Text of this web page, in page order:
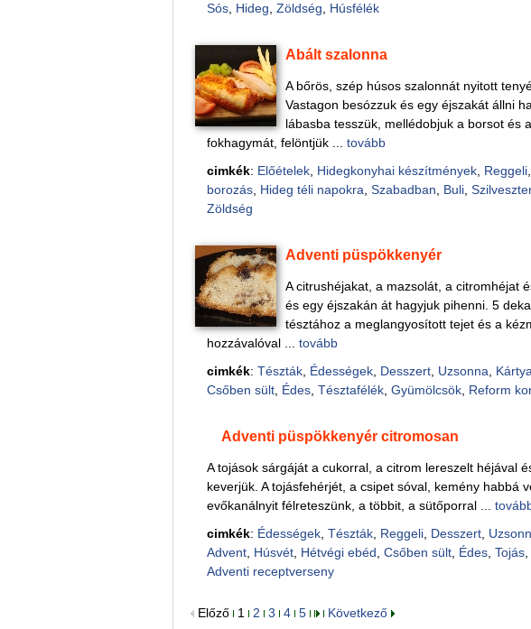
Sós, Hideg Zöldség Húsfélék
Abált szalonna
A bőrös, szép húsos szalonnát nyitott
Vastagon besózzuk és egy éjszakát állni
lábasba tesszük, mellédobjuk a borsot és
fokhagymát, felöntjük ... tovább
cimkék: Előételek, Hidegkonyhai készítmények, Reggeli,
borozás, Hideg téli napokra Szabadban Buli, Szilveszter
Zöldség
Adventi püspökkenyér
A citrushéjakat, a mazsolát, a citromhéjat
és egy éjszakán át hagyjuk pihenni. 5
tésztához a meglangyosított tejet és a
hozzávalóval ... tovább
cimkék: Tészták, Édességek, Desszert, Uzsonna
Csőben sült, Édes, Tésztafélék, Gyümölcsök, Reform
Adventi püspökkenyér citromosan
A tojások sárgáját a cukorral, a citrom lereszelt héjával
keverjük. A tojásfehérjét, a csipet sóval, kemény habbá
evőkanálnyit félreteszünk, a többit, a sütőporral ...
cimkék: Édességek, Tészták, Reggeli, Desszert,
Advent, Húsvét, Hétvégi ebéd Csőben sült, Édes, Tojás,
Adventi receptverseny
Előző 1 2 3 4 5 Következő